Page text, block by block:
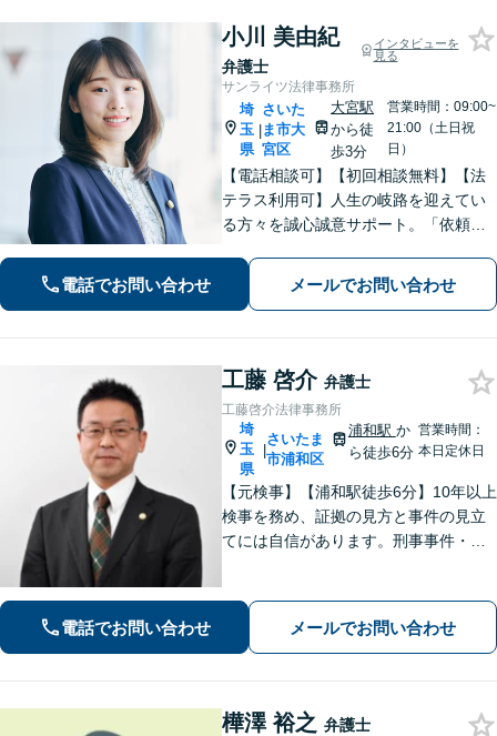
小川 美由紀
弁護士
インタビューを
見る
サンライツ法律事務所
埼
玉
県
|
さいた
ま市大
宮区
大宮駅
から徒
歩3分
営業時間：09:00~
21:00（土日祝
日）
【電話相談可】【初回相談無料】【法
テラス利用可】人生の岐路を迎えてい
る方々を誠心誠意サポート。「依頼者
女問題／借金問題／相続／企業法務／
刑事事件／交通事故／労働問題など、
電話でお問い合わせ メールでお問い合わせ
工藤 啓介 弁護士
工藤啓介法律事務所
埼
玉
県
|
さいたま
市浦和区
浦和駅 か
ら徒歩6分
営業時間：
本日定休日
【元検事】【浦和駅徒歩6分】10年以上
検事を務め、証拠の見方と事件の見立
てには自信があります。刑事事件・離
わせ下さい。
電話でお問い合わせ メールでお問い合わせ
樺澤 裕之 弁護士